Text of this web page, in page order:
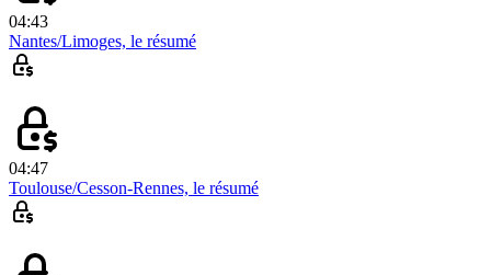
04:43
Nantes/Limoges, le résumé
04:47
Toulouse/Cesson-Rennes, le résumé